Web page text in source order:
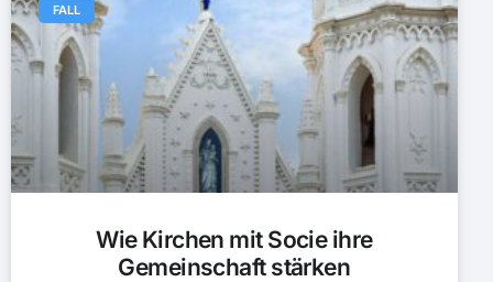
FALL
Wie Kirchen mit Socie ihre
Gemeinschaft stärken